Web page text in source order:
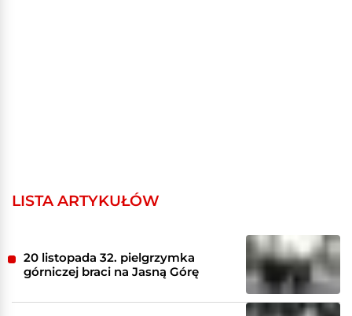
LISTA ARTYKUŁÓW
20 listopada 32. pielgrzymka
górniczej braci na Jasną Górę